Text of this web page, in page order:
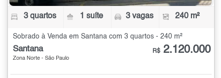
3 quartos 1 suíte 3 vagas 240 m²
Sobrado à Venda em Santana com 3 quartos - 240 m²
Santana
Zona Norte - São Paulo
R$ 2.120.000